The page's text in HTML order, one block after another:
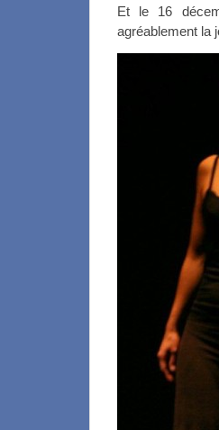
Et le 16
agréablement la